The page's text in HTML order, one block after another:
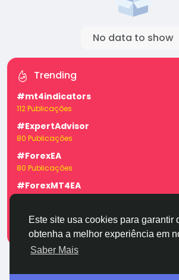
Este site usa cookies para garantir
obtenha a melhor experiência em
Saber Mais
No data to show
Trending
#mt4indicators
112 Publicações
#ExpertAdvisor
80 Publicações
#ForexEA
80 Publicações
#ForexMT4EA
#forexexpertadvisor